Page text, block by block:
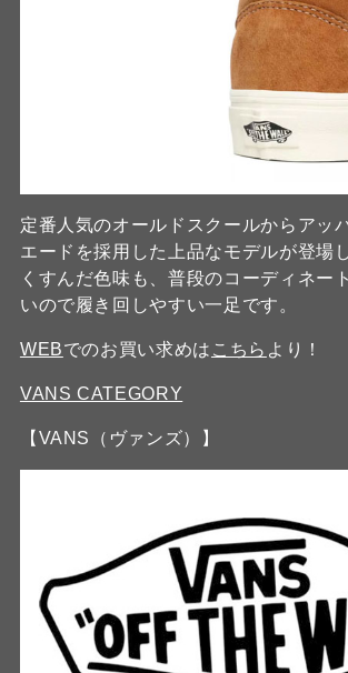
定番人気のオールドスクールからアッ
エードを採用した上品なモデルが登場
くすんだ色味も、普段のコーディネー
いので履き回しやすい一足です。
WEBでのお買い求めは こちら より！
VANS CATEGORY
【VANS（ヴァンズ）】